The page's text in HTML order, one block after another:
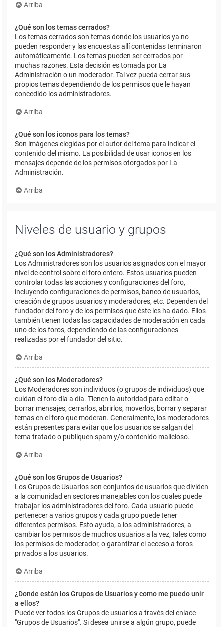
Arriba
¿Qué son los temas cerrados?
Los temas cerrados son temas donde los usuarios ya no
pueden responder y las encuestas allí contenidas terminaron
automáticamente. Los temas pueden ser cerrados por
muchas razones. Esta decisión es tomada por La
Administración o un moderador. Tal vez pueda cerrar sus
propios temas dependiendo de los permisos que le hayan
concedido los administradores.
Arriba
¿Qué son los iconos para los temas?
Son imágenes elegidas por el autor del tema para indicar el
contenido del mismo. La posibilidad de usar iconos en los
mensajes depende de los permisos otorgados por La
Administración.
Arriba
Niveles de usuario y grupos
¿Qué son los Administradores?
Los Administradores son los usuarios asignados con el mayor
nivel de control sobre el foro entero. Estos usuarios pueden
controlar todas las acciones y configuraciones del foro,
incluyendo configuraciones de permisos, baneo de usuarios,
creación de grupos usuarios y moderadores, etc. Dependen del
fundador del foro y de los permisos que éste les ha dado. Ellos
también tienen todas las capacidades de moderación en cada
uno de los foros, dependiendo de las configuraciones
realizadas por el fundador del sitio.
Arriba
¿Qué son los Moderadores?
Los Moderadores son individuos (o grupos de individuos) que
cuidan el foro día a día. Tienen la autoridad para editar o
borrar mensajes, cerrarlos, abrirlos, moverlos, borrar y separar
temas en el foro que moderan. Generalmente, los moderadores
están presentes para evitar que los usuarios se salgan del
tema tratado o publiquen spam y/o contenido malicioso.
Arriba
¿Qué son los Grupos de Usuarios?
Los Grupos de Usuarios son conjuntos de usuarios que dividen
a la comunidad en sectores manejables con los cuales puede
trabajar los administradores del foro. Cada usuario puede
pertenecer a varios grupos y cada grupo puede tener
diferentes permisos. Esto ayuda, a los administradores, a
cambiar los permisos de muchos usuarios a la vez, tales como
los permisos de moderador, o garantizar el acceso a foros
privados a los usuarios.
Arriba
¿Donde están los Grupos de Usuarios y como me puedo unir
a ellos?
Puede ver todos los Grupos de usuarios a través del enlace
"Grupos de Usuarios". Si desea unirse a algún grupo, puede